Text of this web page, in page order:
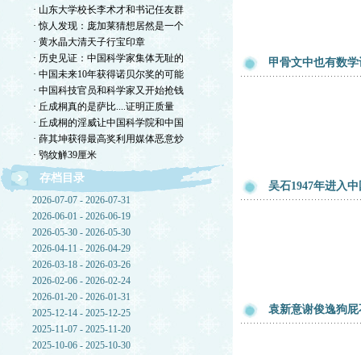
· 山东大学校长李术才和书记任友群
· 惊人发现：庞加莱猜想居然是一个
· 黄水晶大清天子行宝印章
· 历史见证：中国科学家集体无耻的
· 中国未来10年获得诺贝尔奖的可能
· 中国科技官员和科学家又开始抢钱
· 丘成桐真的是萨比....证明正质量
· 丘成桐的淫威让中国科学院和中国
· 薛其坤获得最高奖利用媒体恶意炒
· 鸮纹觯39厘米
存档目录
2026-07-07 - 2026-07-31
2026-06-01 - 2026-06-19
2026-05-30 - 2026-05-30
2026-04-11 - 2026-04-29
2026-03-18 - 2026-03-26
2026-02-06 - 2026-02-24
2026-01-20 - 2026-01-31
2025-12-14 - 2025-12-25
2025-11-07 - 2025-11-20
2025-10-06 - 2025-10-30
甲骨文中也有数学
吴石1947年进入
袁新意谢俊逸狗